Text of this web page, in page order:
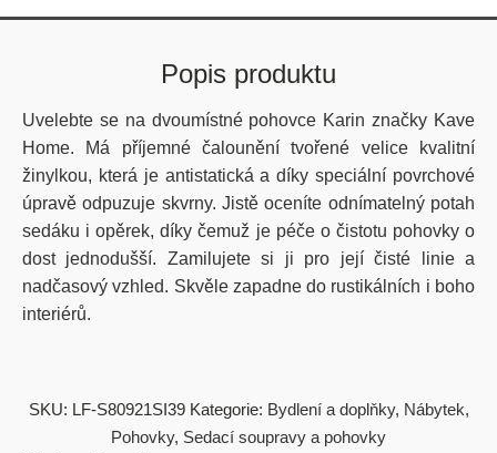
Popis produktu
Uvelebte se na dvoumístné pohovce Karin značky Kave
Home. Má příjemné čalounění tvořené velice kvalitní
žinylkou, která je antistatická a díky speciální povrchové
úpravě odpuzuje skvrny. Jistě oceníte odnímatelný potah
sedáku i opěrek, díky čemuž je péče o čistotu pohovky o
dost jednodušší. Zamilujete si ji pro její čisté linie a
nadčasový vzhled. Skvěle zapadne do rustikálních i boho
interiérů.
SKU: LF-S80921SI39 Kategorie: Bydlení a doplňky, Nábytek,
Pohovky, Sedací soupravy a pohovky